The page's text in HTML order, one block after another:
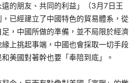
的朋友、共同的利益」（3月7日王
已經建立了中國特色的貿易體系，從
，中國所做的準備，並不局限於經濟
上挑起事端，中國也會採取一切手段
美國對著幹也要「奉陪到底」。